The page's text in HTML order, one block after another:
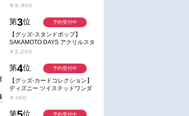
￥9,900
第3位
【グッズ-スタンドポップ】
SAKAMOTO DAYS アクリルスタ
ンド～Sunny Afternoon～ 4.南雲
￥2,200
予約受付中
第4位
【グッズ-カードコレクション】
ディズニー ツイステッドワンダ
ーランド ランダムカードコレク
￥400
予約受付中
第 位 予約受付中